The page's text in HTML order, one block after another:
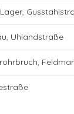
Uhlandstraße